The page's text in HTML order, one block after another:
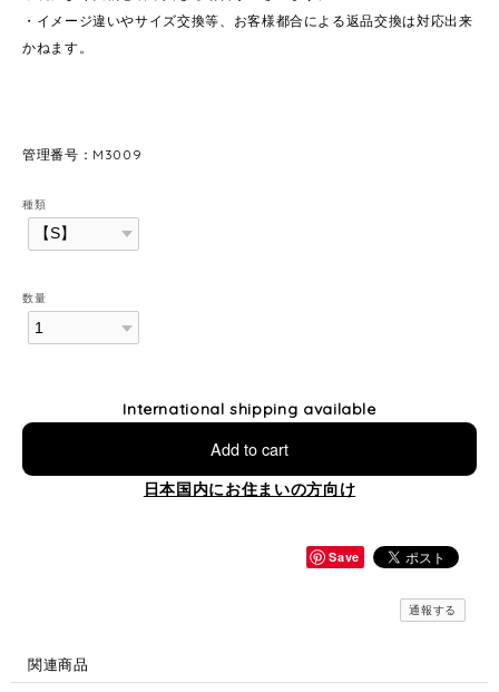
・イメージ違いやサイズ交換等、お客様都合による返品交換は対応出来
かねます。
管理番号：M3009
種類
数量
International shipping available
Add to cart
日本国内にお住まいの方向け
Save
通報する
関連商品